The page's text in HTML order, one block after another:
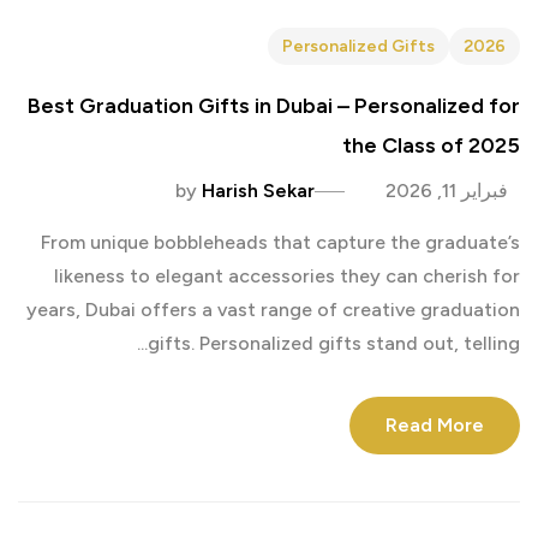
2026
Personalized Gifts
Best Graduation Gifts in Dubai – Personalized for
the Class of 2025
فبراير 11, 2026 by Harish Sekar
From unique bobbleheads that capture the graduate’s
likeness to elegant accessories they can cherish for
years, Dubai offers a vast range of creative graduation
gifts. Personalized gifts stand out, telling...
Read More